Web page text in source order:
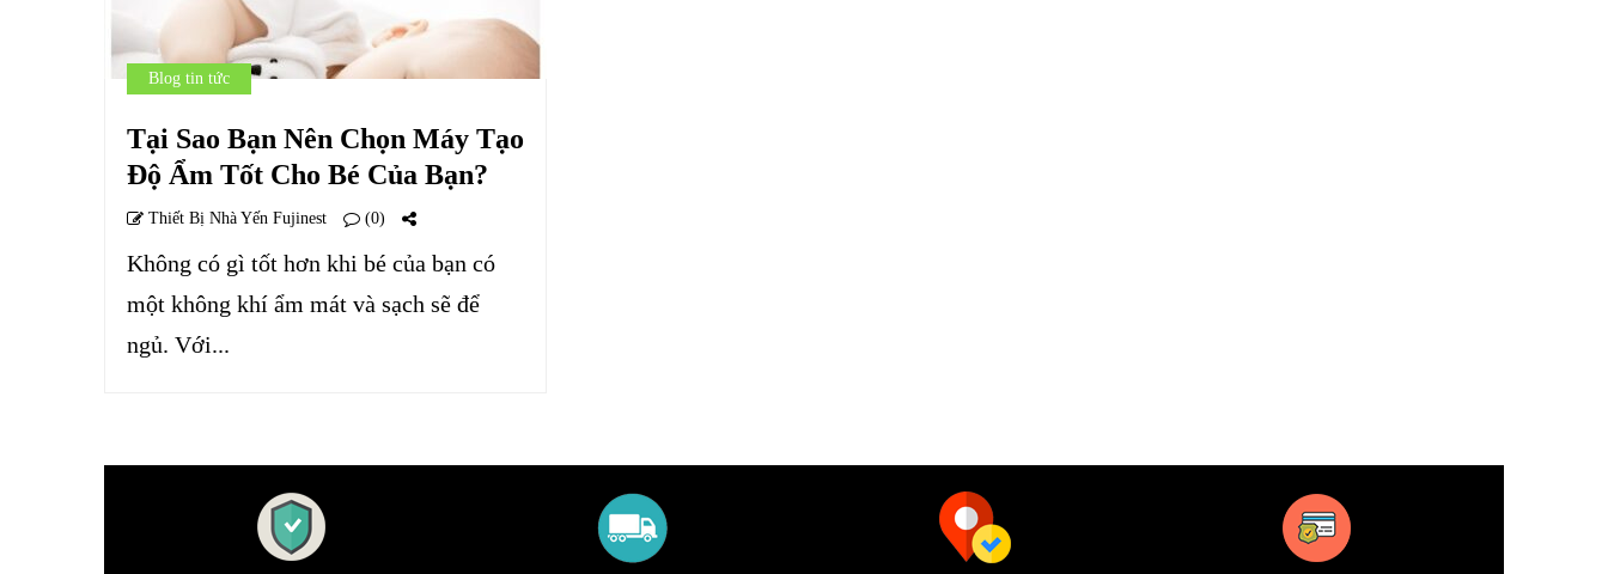
Blog tin tức
Tại Sao Bạn Nên Chọn Máy Tạo
Độ Ẩm Tốt Cho Bé Của Bạn?
Thiết Bị Nhà Yến Fujinest (0)
Không có gì tốt hơn khi bé của bạn có
một không khí ẩm mát và sạch sẽ để
ngủ. Với...